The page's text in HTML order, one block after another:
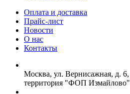
Оплата и доставка
Прайс-лист
Новости
О нас
Контакты
Москва, ул. Вернисажная, д. 6,
территория "ФОП Измайлово"